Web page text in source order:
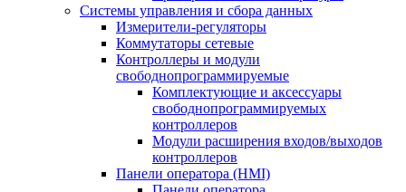
Системы управления и сбора данных
Измерители-регуляторы
Коммутаторы сетевые
Контроллеры и модули
свободнопрограммируемые
Комплектующие и аксессуары
свободнопрограммируемых
контроллеров
Модули расширения входов/выходов
контроллеров
Панели оператора (HMI)